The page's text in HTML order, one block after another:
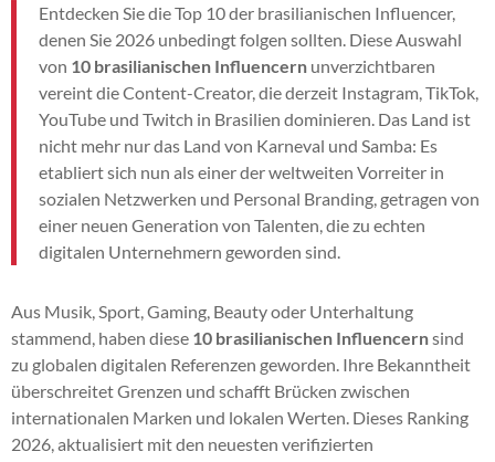
Entdecken Sie die Top 10 der brasilianischen Influencer,
denen Sie 2026 unbedingt folgen sollten. Diese Auswahl
von 10 brasilianischen Influencern unverzichtbaren
vereint die Content-Creator, die derzeit Instagram, TikTok,
YouTube und Twitch in Brasilien dominieren. Das Land ist
nicht mehr nur das Land von Karneval und Samba: Es
etabliert sich nun als einer der weltweiten Vorreiter in
sozialen Netzwerken und Personal Branding, getragen von
einer neuen Generation von Talenten, die zu echten
digitalen Unternehmern geworden sind.
Aus Musik, Sport, Gaming, Beauty oder Unterhaltung
stammend, haben diese 10 brasilianischen Influencernsind
zu globalen digitalen Referenzen geworden. Ihre Bekanntheit
überschreitet Grenzen und schafft Brücken zwischen
internationalen Marken und lokalen Werten. Dieses Ranking
2026, aktualisiert mit den neuesten verifizierten